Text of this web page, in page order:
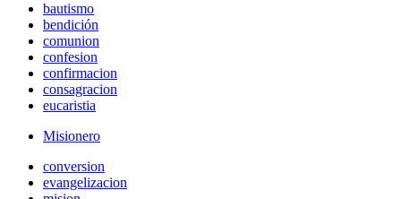
bautismo
bendición
comunion
confesion
confirmacion
consagracion
eucaristia
Misionero
conversion
evangelizacion